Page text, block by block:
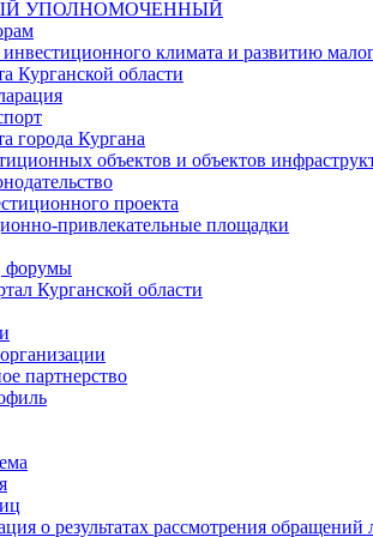
УПОЛНОМОЧЕННЫЙ
климата и развитию
Курганской области
города Кургана
объектов и объектов
проекта
привлекательные площадки
форумы
Курганской области
партнерство
о результатах рассмотрения